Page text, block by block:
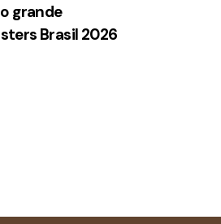
grande
Brasil 2026